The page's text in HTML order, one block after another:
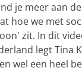
je meer aan
hoe we met
zit. In dit
legt Tina
wel een heel